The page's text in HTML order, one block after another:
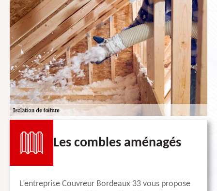
Les combles aménagés
L’entreprise Couvreur Bordeaux 33 vous propose